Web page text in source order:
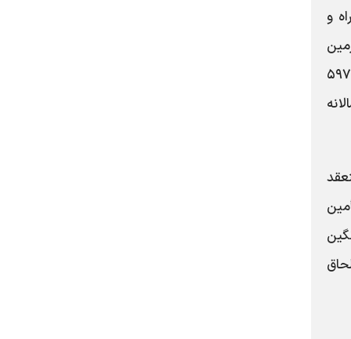
و
۱۴۰۲ تنها ۲۶۰ متقاضی زمین
دریافت کرده بودند. این رقم در سال ۱۴۰۳ به یک‌باره به یک هزار و ۳۱ مورد رسید و در سال ۱۴۰۴، ۳ هزار و ۵۹۷
عملکرد سالانه
زمین منعقد
۴ هزار و ۸۸۸ خانواده تأمین
از میانگین